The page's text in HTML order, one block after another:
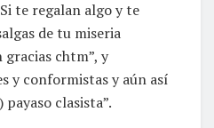
te regalan algo y te
de tu miseria
chtm”, y
y conformistas y aún así
clasista”.